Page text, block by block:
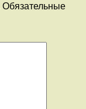
Обязательные